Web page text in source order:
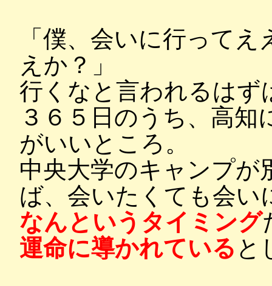
「僕、会いに行って
えか？」
行くなと言われるはず
３６５日のうち、高
がいいところ。
中央大学のキャンプが
ば、会いたくても会い
なんというタイミング
運命に導かれている と